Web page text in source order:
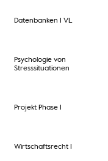
Datenbanken I VL
Psychologie von
Stresssituationen
Projekt Phase I
Wirtschaftsrecht I